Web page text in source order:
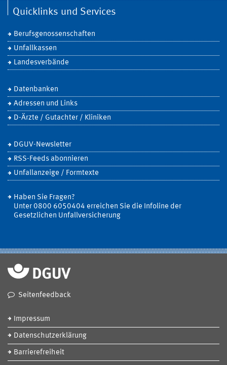
Quicklinks und Services
Berufsgenossenschaften
Unfallkassen
Landesverbände
Datenbanken
Adressen und Links
D-Ärzte / Gutachter / Kliniken
DGUV-Newsletter
RSS-Feeds abonnieren
Unfallanzeige / Formtexte
Haben Sie Fragen?
Unter 0800 6050404 erreichen Sie die Infoline der
Gesetzlichen Unfallversicherung
Seitenfeedback
Impressum
Datenschutzerklärung
Barrierefreiheit